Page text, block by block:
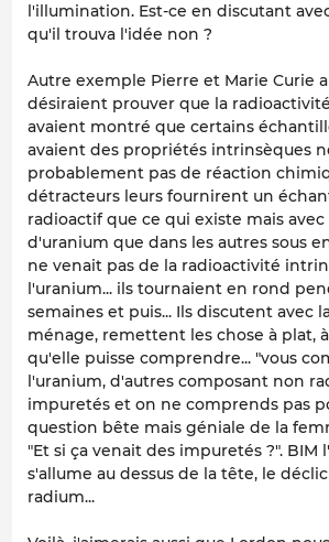
l'illumination. Est-ce en discutant
qu'il trouva l'idée non ?
Autre exemple Pierre et Marie Curie
désiraient prouver que la
avaient montré que certains
avaient des propriétés intrinsèques
probablement pas de réaction
détracteurs leurs fournirent un
radioactif que ce qui existe mais avec
d'uranium que dans les autres sous
ne venait pas de la radioactivité
l'uranium... ils tournaient en rond
semaines et puis... Ils discutent avec
ménage, remettent les chose à plat,
qu'elle puisse comprendre... "vous
l'uranium, d'autres composant non
impuretés et on ne comprends pas
question bête mais géniale de la
"Et si ça venait des impuretés ?". BIM
s'allume au dessus de la tête, le
radium...